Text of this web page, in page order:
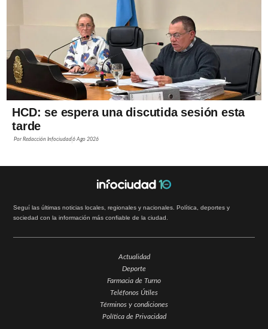
HCD: se espera una discutida sesión esta
tarde
PorRedacción Infociudad6 Ago 2026
Seguí las últimas noticias locales, regionales y nacionales. Política, deportes y
sociedad con la información más confiable de la ciudad.
Actualidad
Deporte
Farmacia de Turno
Teléfonos Útiles
Términos y condiciones
Política de Privacidad